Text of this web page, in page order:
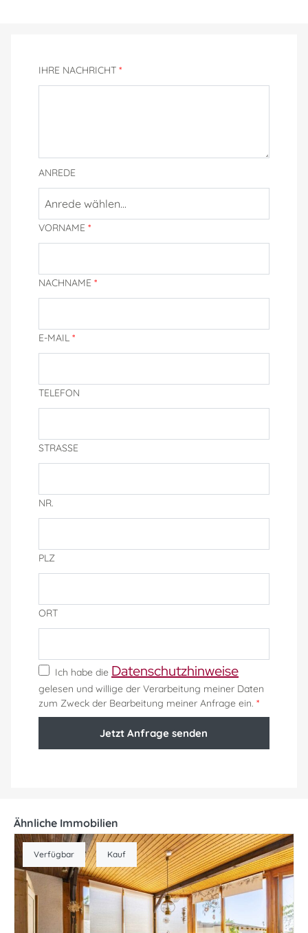
IHRE NACHRICHT *
ANREDE
Anrede wählen...
VORNAME *
NACHNAME *
E-MAIL *
TELEFON
STRASSE
NR.
PLZ
ORT
Ich habe die Datenschutzhinweise
gelesen und willige der Verarbeitung meiner Daten
zum Zweck der Bearbeitung meiner Anfrage ein. *
Jetzt Anfrage senden
Ähnliche Immobilien
Verfügbar Kauf